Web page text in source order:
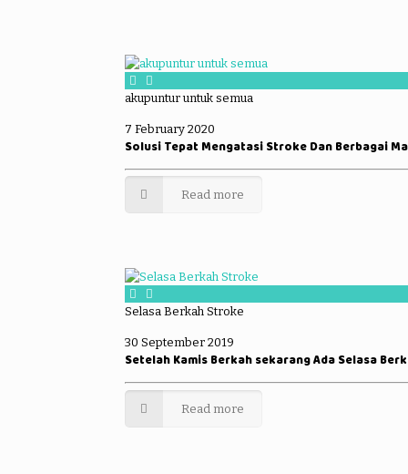
akupuntur untuk semua
7 February 2020
Solusi Tepat Mengatasi Stroke Dan Berbagai
Read more
Selasa Berkah Stroke
30 September 2019
Setelah Kamis Berkah sekarang Ada Selasa
Read more